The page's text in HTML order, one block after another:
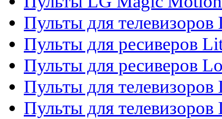
Пульты для
Пульты для ресиверов
Пульты для ресиверов
Пульты для телевизоров
Пульты для